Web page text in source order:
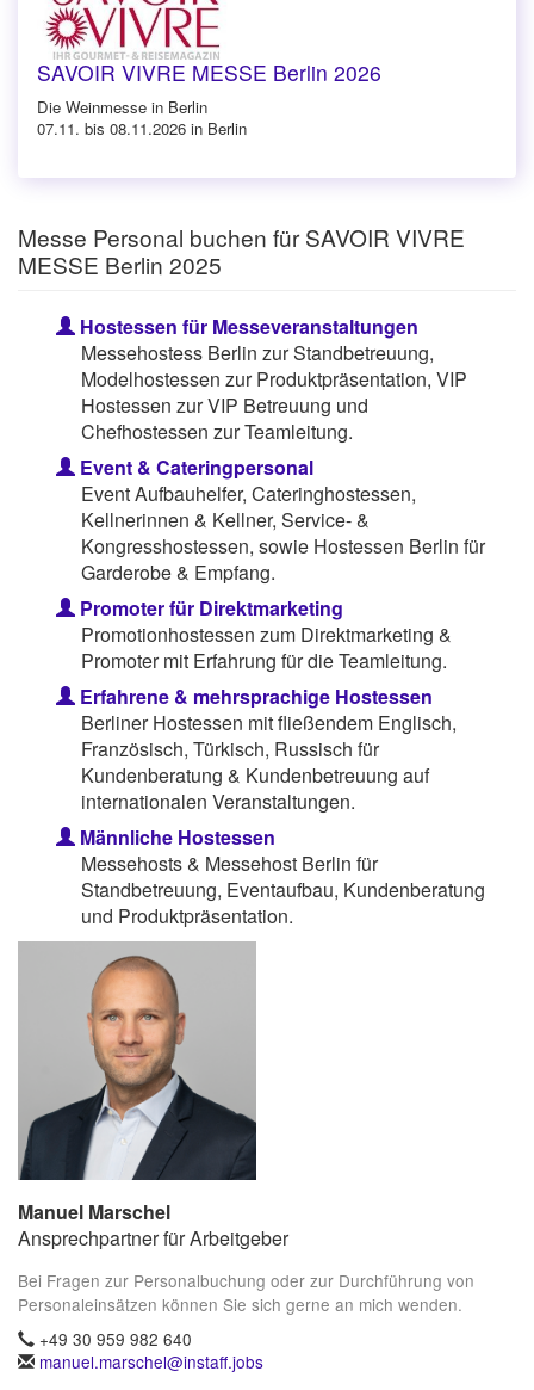
SAVOIR VIVRE MESSE Berlin 2026
Die Weinmesse in Berlin
07.11. bis 08.11.2026 in Berlin
Messe Personal buchen für SAVOIR VIVRE
MESSE Berlin 2025
Hostessen für Messeveranstaltungen
Messehostess Berlin zur Standbetreuung,
Modelhostessen zur Produktpräsentation, VIP
Hostessen zur VIP Betreuung und
Chefhostessen zur Teamleitung.
Event & Cateringpersonal
Event Aufbauhelfer, Cateringhostessen,
Kellnerinnen & Kellner, Service- &
Kongresshostessen, sowie Hostessen Berlin für
Garderobe & Empfang.
Promoter für Direktmarketing
Promotionhostessen zum Direktmarketing &
Promoter mit Erfahrung für die Teamleitung.
Erfahrene & mehrsprachige Hostessen
Berliner Hostessen mit fließendem Englisch,
Französisch, Türkisch, Russisch für
Kundenberatung & Kundenbetreuung auf
internationalen Veranstaltungen.
Männliche Hostessen
Messehosts & Messehost Berlin für
Standbetreuung, Eventaufbau, Kundenberatung
und Produktpräsentation.
Manuel Marschel
Ansprechpartner für Arbeitgeber
Bei Fragen zur Personalbuchung oder zur Durchführung von
Personaleinsätzen können Sie sich gerne an mich wenden.
+49 30 959 982 640
manuel.marschel@instaff.jobs